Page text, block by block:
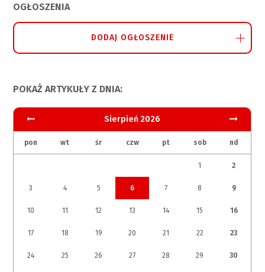
OGŁOSZENIA
DODAJ OGŁOSZENIE
POKAŻ ARTYKUŁY Z DNIA:
Sierpień 2026
pon wt śr czw pt sob nd
1 2
3 4 5 6 7 8 9
10 11 12 13 14 15 16
17 18 19 20 21 22 23
24 25 26 27 28 29 30